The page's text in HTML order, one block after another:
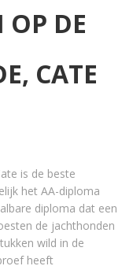
OP DE
CATE
is de beste
het AA-diploma
diploma dat een
de jachthonden
wild in de
heeft